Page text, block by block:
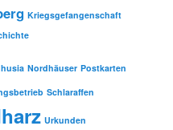
Kriegsgefangenschaft
Nordhäuser Postkarten
Schlaraffen
Urkunden